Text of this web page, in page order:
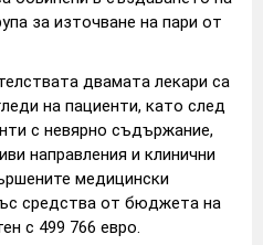
за източване на пари от
двамата лекари са
на пациенти, като след
с невярно съдържание,
направления и клинични
медицински
средства от бюджета на
с 499 766 евро.